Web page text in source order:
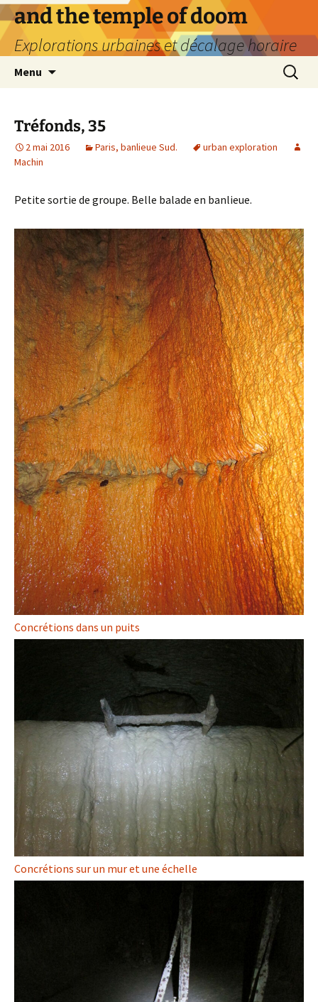
Aller
au
contenu
and the temple of doom
Explorations urbaines et décalage horaire
Menu
Tréfonds, 35
2 mai 2016 Paris, banlieue Sud.
urban exploration
Machin
Petite sortie de groupe. Belle balade en banlieue.
Concrétions dans un puits
Concrétions sur un mur et une échelle